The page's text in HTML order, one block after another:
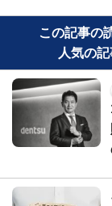
この記事の
人気の